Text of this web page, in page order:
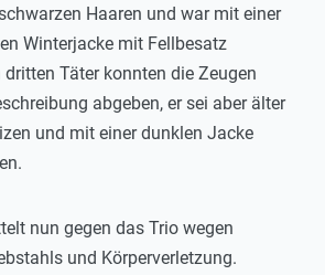
Haaren und war mit einer
Winterjacke mit Fellbesatz
Täter konnten die Zeugen
abgeben, er sei aber älter
und mit einer dunklen Jacke
nun gegen das Trio wegen
und Körperverletzung.